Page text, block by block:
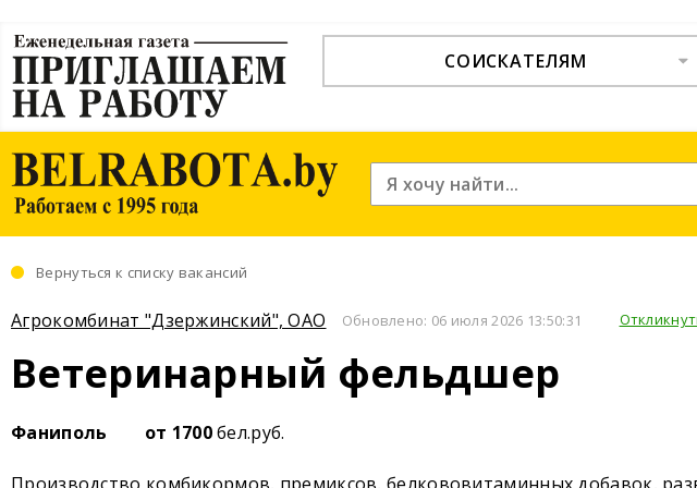
СОИСКАТЕЛЯМ
Вернуться к списку вакансий
Агрокомбинат "Дзержинский", ОАО Обновлено: 06 июля 2026 13:50:31
Ветеринарный фельдшер
Фаниполь от 1700бел.руб.